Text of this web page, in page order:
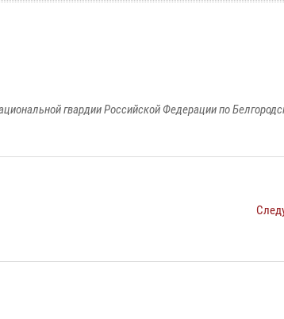
гвардии Российской Федерации по